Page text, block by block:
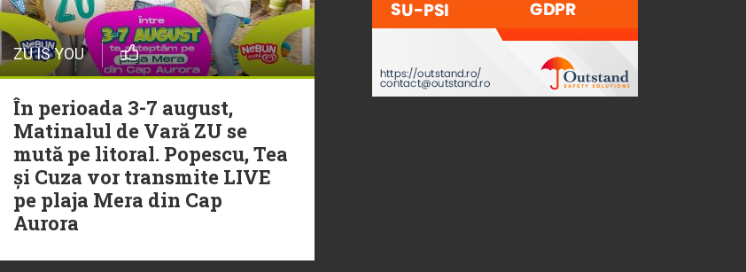
ZU IS YOU
În perioada 3-7 august,
Matinalul de Vară ZU se
mută pe litoral. Popescu, Tea
și Cuza vor transmite LIVE
pe plaja Mera din Cap
Aurora